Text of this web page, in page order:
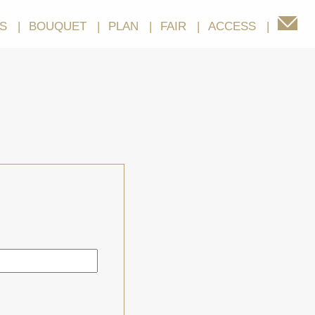
BOUQUET PLAN FAIR ACCESS